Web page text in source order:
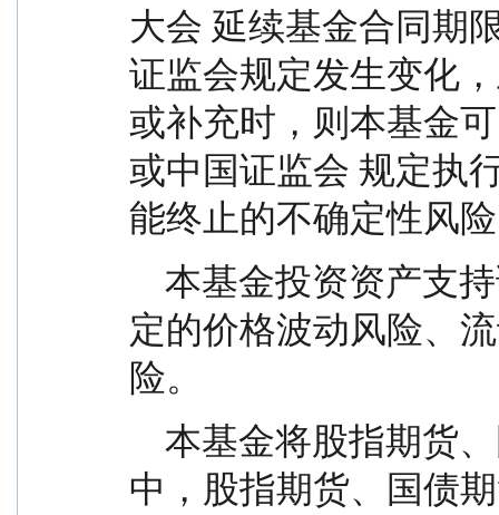
大会 延续基金合同期
证监会规定发生变化
或补充时，则本基金
或中国证监会 规定执
能终止的不确定性风
定的价格波动风险、
险。
中，股指期货、国债